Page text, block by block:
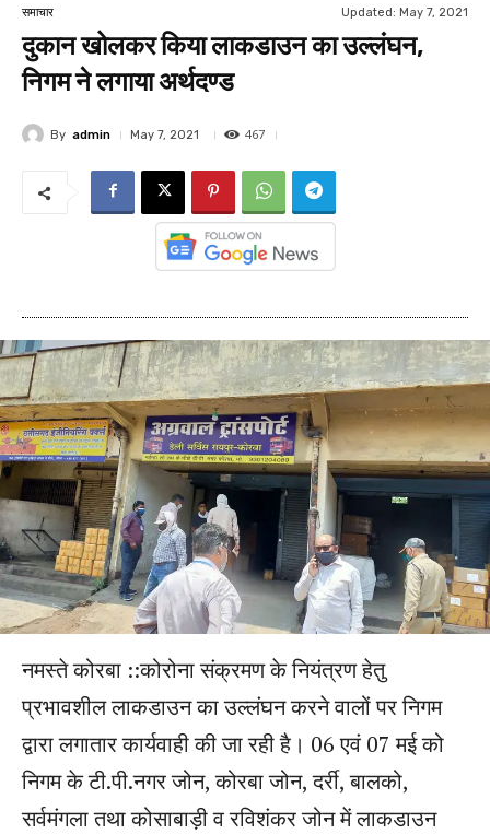
समाचार Updated: May 7, 2021
दुकान खोलकर किया लाकडाउन का उल्लंघन,
निगम ने लगाया अर्थदण्ड
By admin May 7, 2021 467
नमस्ते कोरबा ::कोरोना संक्रमण के नियंत्रण हेतु
प्रभावशील लाकडाउन का उल्लंघन करने वालों पर निगम
द्वारा लगातार कार्यवाही की जा रही है। 06 एवं 07 मई को
निगम के टी.पी.नगर जोन, कोरबा जोन, दर्री, बालको,
सर्वमंगला तथा कोसाबाड़ी व रविशंकर जोन में लाकडाउन